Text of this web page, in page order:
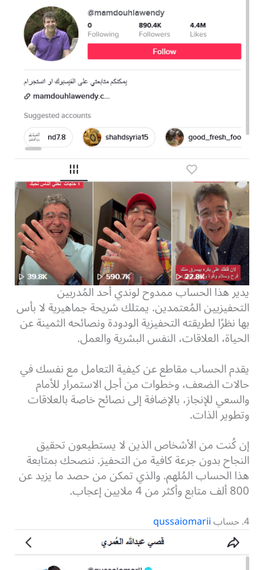
يدير هذا الحساب ممدوح لوندي أحد المُدربين
التحفيزيين المُعتمدين. يمتلك شريحة جماهيرية لا بأس
بها نظرًا لطريقته التحفيزية الودودة ونصائحه الثمينة عن
الحياة، العلاقات، النفس البشرية والعمل.
يقدم الحساب مقاطع عن كيفية التعامل مع نفسك في
حالات الضعف، وخطوات من أجل الاستمرار للأمام
والسعي للإنجاز، بالإضافة إلى نصائح خاصة بالعلاقات
وتطوير الذات.
إن كُنت من الأشخاص الذين لا يستطيعون تحقيق
النجاح بدون جرعة كافية من التحفيز. ننصحك بمتابعة
هذا الحساب المُلهم. والذي تمكن من حصد ما يزيد عن
800 ألف متابع وأكثر من 4 ملايين إعجاب.
4. حساب qussaiomarii